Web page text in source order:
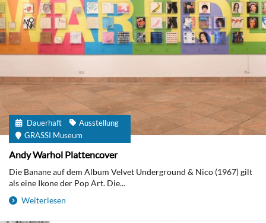
Dauerhaft
Ausstellung
GRASSI Museum
Andy Warhol Plattencover
Die Banane auf dem Album Velvet Underground & Nico (1967) gilt
als eine Ikone der Pop Art. Die...
Weiterlesen